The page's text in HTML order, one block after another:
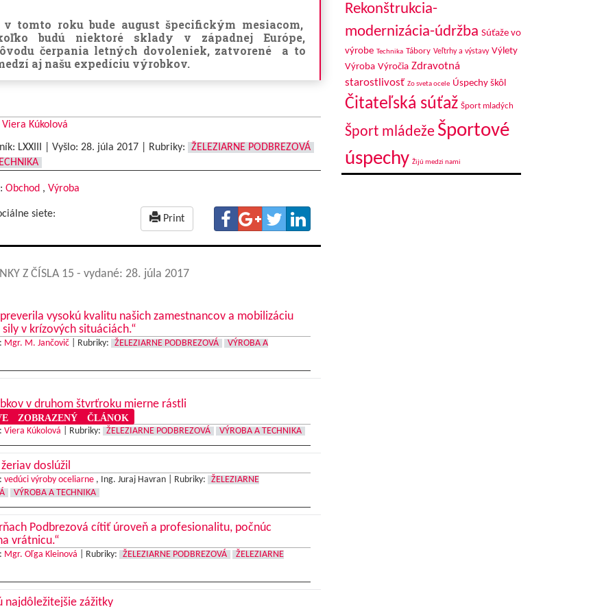
v tomto roku bude august špecifickým mesiacom,
budú niektoré sklady v západnej Európe,
čerpania letných dovoleniek, zatvorené
a to
aj našu expedíciu výrobkov.
Viera Kúkolová
LXXIII | Vyšlo: 28. júla 2017| Rubriky:
ŽELEZIARNE PODBREZOVÁ
Obchod , Výroba
siete: Print
Z ČÍSLA 15 - vydané: 28. júla 2017
vysokú kvalitu našich zamestnancov a mobilizáciu
v krízových situáciách.“
Mgr. M. Jančovič| Rubriky: ŽELEZIARNE PODBREZOVÁ
VÝROBA A
v druhom štvrťroku mierne rástli
ZOBRAZENÝ ČLÁNOK
Viera Kúkolová Rubriky: ŽELEZIARNE PODBREZOVÁ VÝROBA A TECHNIKA
doslúžil
vedúci výroby oceliarne, Ing. Juraj Havran | Rubriky:
ŽELEZIARNE
VÝROBA A TECHNIKA
Podbrezová cítiť úroveň a profesionalitu, počnúc
vrátnicu.“
Mgr. Oľga Kleinová Rubriky: ŽELEZIARNE PODBREZOVÁ
ŽELEZIARNE
najdôležitejšie zážitky
Rekonštrukcia-
modernizácia-údržba Súťaže vo
výrobe Technika Tábory Veľtrhy a výstavy Výlety
Výroba Výročia Zdravotná
starostlivosť Zo sveta ocele Úspechy škôl
Čitateľská súťaž Šport mladých
Šport mládeže Športové
úspechy Žijú medzi nami